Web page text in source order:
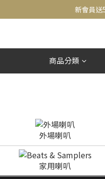
新會員送
新會員送
新會員送
商品分類
外場喇叭
家用喇叭